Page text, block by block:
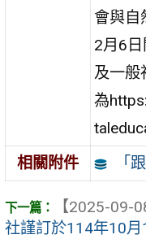
會與自
2月6
及一般
為
相關附件
「
【2025-09-
社謹訂於114年10月